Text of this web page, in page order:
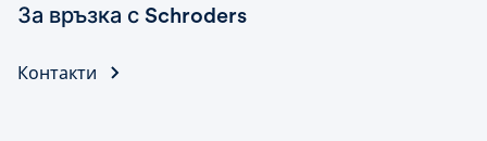
За връзка с Schroders
Контакти